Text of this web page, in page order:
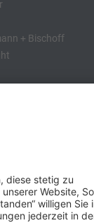
+ Bischoff